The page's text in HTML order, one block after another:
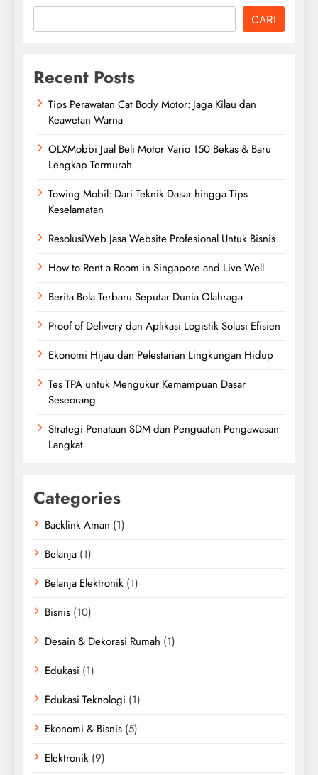
CARI
Recent Posts
Tips Perawatan Cat Body Motor: Jaga Kilau dan
Keawetan Warna
OLXMobbi Jual Beli Motor Vario 150 Bekas & Baru
Lengkap Termurah
Towing Mobil: Dari Teknik Dasar hingga Tips
Keselamatan
ResolusiWeb Jasa Website Profesional Untuk Bisnis
How to Rent a Room in Singapore and Live Well
Berita Bola Terbaru Seputar Dunia Olahraga
Proof of Delivery dan Aplikasi Logistik Solusi Efisien
Ekonomi Hijau dan Pelestarian Lingkungan Hidup
Tes TPA untuk Mengukur Kemampuan Dasar
Seseorang
Strategi Penataan SDM dan Penguatan Pengawasan
Langkat
Categories
Backlink Aman (1)
Belanja (1)
Belanja Elektronik (1)
Bisnis (10)
Desain & Dekorasi Rumah (1)
Edukasi (1)
Edukasi Teknologi (1)
Ekonomi & Bisnis (5)
Elektronik (9)